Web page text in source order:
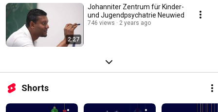
2:27
Johanniter Zentrum für Kinder-
und Jugendpsychatrie Neuwied
746 views 2 years ago
Shorts